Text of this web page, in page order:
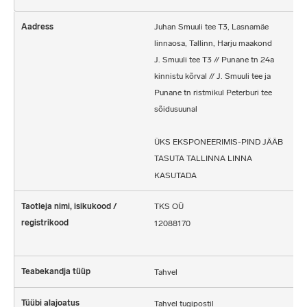
Juhan Smuuli tee T3, Lasnamäe
linnaosa, Tallinn, Harju maakond
J. Smuuli tee T3 // Punane tn 24a
kinnistu kõrval // J. Smuuli tee ja
Punane tn ristmikul Peterburi tee
sõidusuunal
ÜKS EKSPONEERIMIS-PIND JÄÄB
TASUTA TALLINNA LINNA
KASUTADA
TKS OÜ
12088170
Tahvel
Tahvel tugipostil